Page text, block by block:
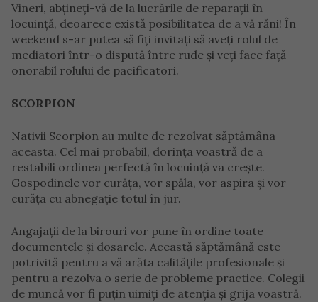
Vineri, abțineți-vă de la lucrările de reparații în
locuință, deoarece există posibilitatea de a vă răni! În
weekend s-ar putea să fiți invitați să aveți rolul de
mediatori într-o dispută între rude și veți face față
onorabil rolului de pacificatori.
SCORPION
Nativii Scorpion au multe de rezolvat săptămâna
aceasta. Cel mai probabil, dorința voastră de a
restabili ordinea perfectă în locuință va crește.
Gospodinele vor curăța, vor spăla, vor aspira și vor
curăța cu abnegație totul în jur.
Angajații de la birouri vor pune în ordine toate
documentele și dosarele. Această săptămână este
potrivită pentru a vă arăta calitățile profesionale și
pentru a rezolva o serie de probleme practice. Colegii
de muncă vor fi puțin uimiți de atenția și grija voastră.